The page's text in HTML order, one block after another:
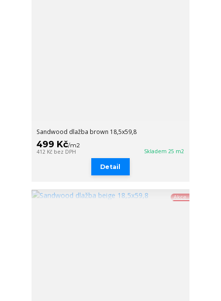
Sandwood dlažba brown 18,5x59,8
499 Kč/m2
412 Kč bez DPH Skladem 25 m2
Detail
Akce